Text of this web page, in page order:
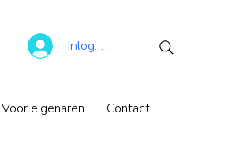
Voor eigenaren Contact
Inloggen